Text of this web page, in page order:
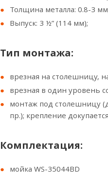
Толщина металла: 0.8-3
Выпуск: 3 ½” (114 мм);
Тип монтажа:
врезная на столешницу,
врезная в один уровень
монтаж под столешницу
пр.); крепление
Комплектация:
мойка WS-35044BD